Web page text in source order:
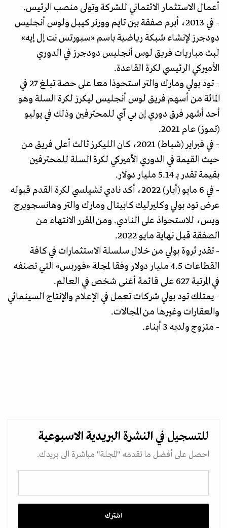
أعمال الاستثمار الائتماني للشركة وتولى منصب الرئيس.
- في 2013، أبرم صفقة بين تايم وورنر كيبل ولوس أنجليس
دودجرز لإنشاء شبكة رياضية باسم «سبورتس نت إل إيه»
لبث مباريات فريق لوس أنجليس دودجرز في الدوري
الأميركي الرئيسي لكرة القاعدة.
- تود بولي ومارك والتر استحوذا معا على حصة تبلغ 27 في
المائة من أسهم فريق لوس أنجليس ليكرز لكرة السلة وهو
أحد أشهر فرق دوري إن بي آي للمحترفين وذلك في يوليو
(تموز) عام 2021.
- في فبراير (شباط) 2021، كان الليكرز ثالث أعلى فريق من
حيث القيمة في الدوري الأميركي لكرة السلة للمحترفين
بقيمة تقدر بـ 5.14 مليار دولار.
- في 6 مايو (أيار) 2022، أكد نادي تشيلسي لكرة القدم قبوله
عرض تود بولي وكليرليك كابيتال ومارك والتر وهانسجويرج
ويس، للاستحواذ على النادي. ومن المقرر الانتهاء من
الصفقة قبل نهاية مايو 2022.
- تقدر ثروة بولي من خلال سلسلة الاستثمارات في كافة
القطاعات 4.5 مليار دولار وفقا لمجلة «فوربس» التي تصنفه
في المرتبة 627 على قائمة أغنى شخص في العالم.
- يمتلك تود بولي شركات تعمل في الإعلام والإنتاج السينمائي
والعقارات وغيرها من المجالات.
- متزوج ولديه 3 أبناء.
للتسجيل في النشرة البريدية الاسبوعية
احصل على أفضل ما تقدمه "المجلة" مباشرة الى بريدك.